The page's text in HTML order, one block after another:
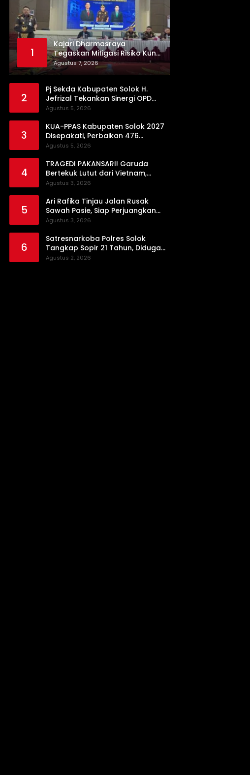
1
Kajari Dharmasraya
Tegaskan Mitigasi Risiko Kunci
Pengadaan Barang dan Jasa
yang Bersih
Agustus 7, 2026
2
Pj Sekda Kabupaten Solok H.
Jefrizal Tekankan Sinergi OPD
demi Percepatan Pembangunan
Agustus 5, 2026
3
KUA-PPAS Kabupaten Solok 2027
Disepakati, Perbaikan 476
Kilometer Jalan Rusak Jadi
Agustus 5, 2026
4
TRAGEDI PAKANSARI! Garuda
Bertekuk Lutut dari Vietnam,
Langkah ke Semifinal Kini di Ujung
Agustus 3, 2026
5
Ari Rafika Tinjau Jalan Rusak
Sawah Pasie, Siap Perjuangkan
Perbaikannya di DPRD
Agustus 3, 2026
6
Satresnarkoba Polres Solok
Tangkap Sopir 21 Tahun, Diduga
Kuasai Satu Paket Sabu di Kubung
Agustus 2, 2026